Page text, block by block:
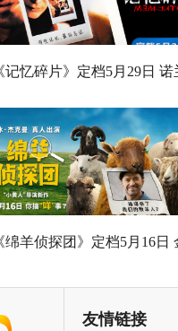
记忆碎片》定档5月29日 诺
作IMAX首次量身定制
绵羊侦探团》定档5月16日
友情链接